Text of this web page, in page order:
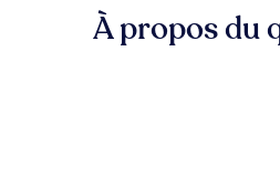
À propos du